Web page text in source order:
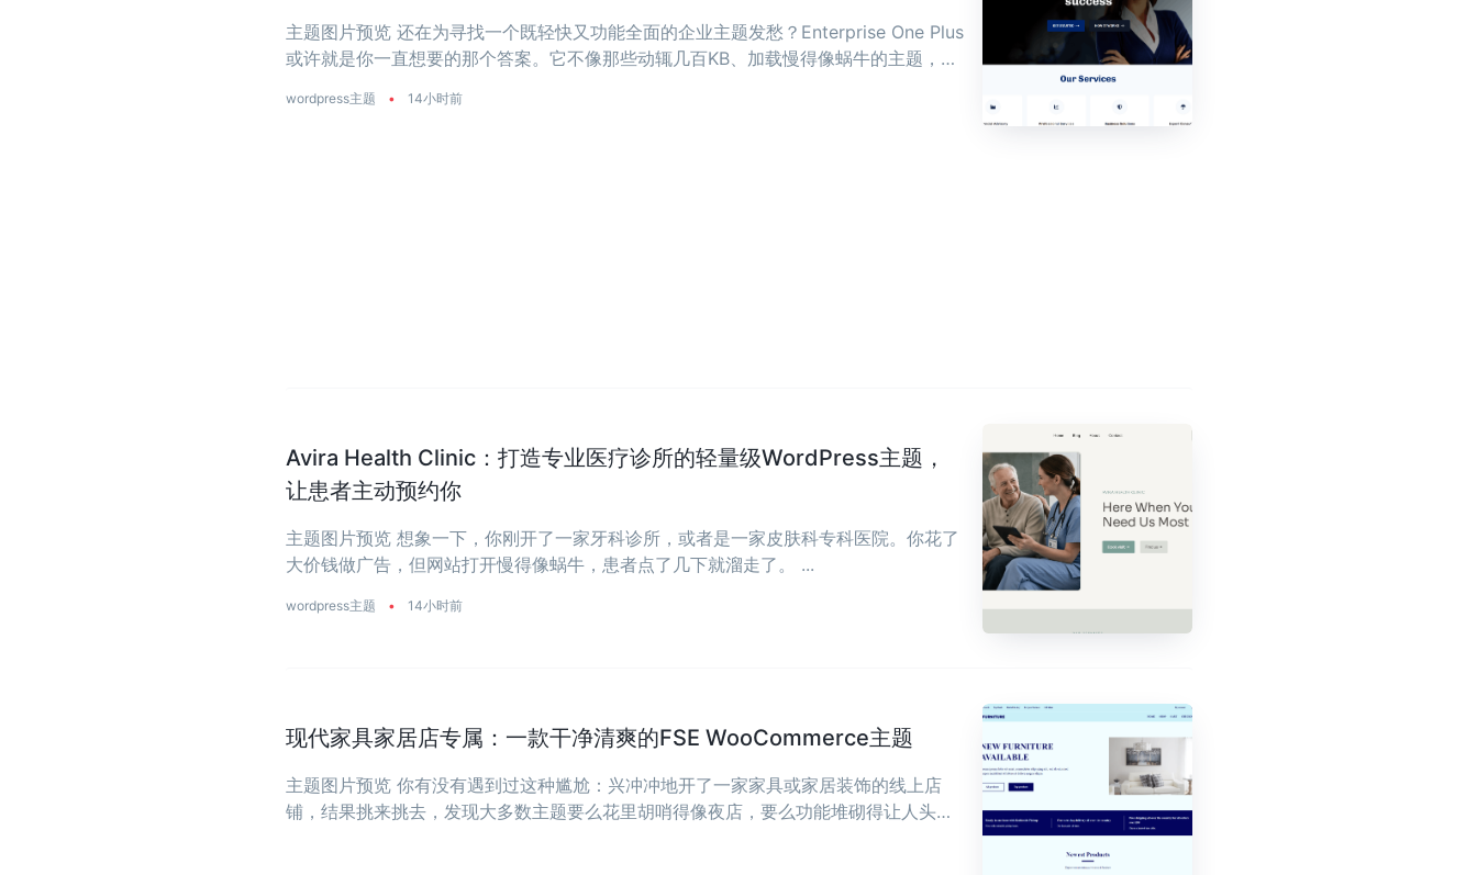
主题图片预览 还在为寻找一个既轻快又功能全面的企业主题发愁？Enterprise One Plus
或许就是你一直想要的那个答案。它不像那些动辄几百KB、加载慢得像蜗牛的主题，而
wordpress主题 • 14小时前
Avira Health Clinic：打造专业医疗诊所的轻量级WordPress主题，
让患者主动预约你
主题图片预览 想象一下，你刚开了一家牙科诊所，或者是一家皮肤科专科医院。你花了
大价钱做广告，但网站打开慢得像蜗牛，患者点了几下就溜走了。 ...
wordpress主题 • 14小时前
现代家具家居店专属：一款干净清爽的FSE WooCommerce主题
主题图片预览 你有没有遇到过这种尴尬：兴冲冲地开了一家家具或家居装饰的线上店
铺，结果挑来挑去，发现大多数主题要么花里胡哨得像夜店，要么功能堆砌得让人头